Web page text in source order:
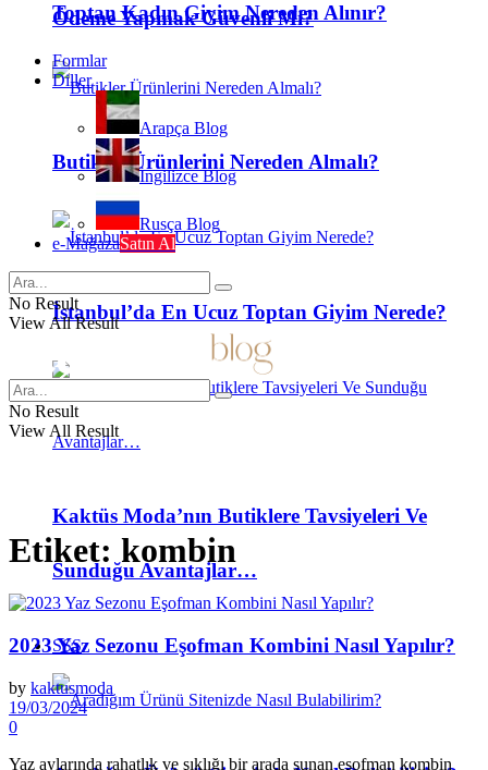
Toptan Kadın Giyim Nereden Alınır?
Butikler Ürünlerini Nereden Almalı?
İstanbul’da En Ucuz Toptan Giyim Nerede?
Kaktüs Moda’nın Butiklere Tavsiyeleri Ve
Sunduğu Avantajlar…
SSS
Ödeme Yapmak Güvenli Mi?
Formlar
Diller
Arapça Blog
İngilizce Blog
Rusça Blog
e-MağazaSatın Al
No Result
View All Result
No Result
View All Result
Etiket: kombin
2023 Yaz Sezonu Eşofman Kombini Nasıl Yapılır?
by kaktusmoda
19/03/2024
0
Yaz aylarında rahatlık ve şıklığı bir arada sunan eşofman kombin